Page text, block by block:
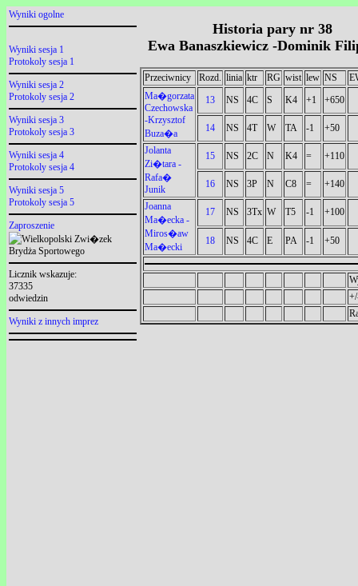
Wyniki ogolne
Wyniki sesja 1
Protokoly sesja 1
Wyniki sesja 2
Protokoly sesja 2
Wyniki sesja 3
Protokoly sesja 3
Wyniki sesja 4
Protokoly sesja 4
Wyniki sesja 5
Protokoly sesja 5
Zaproszenie
Licznik wskazuje:
37335
odwiedzin
Wyniki z innych imprez
Historia pary nr 38
Ewa Banaszkiewicz -Dominik
Przeciwnicy Rozd. linia ktr RG wist lew NS
Ma�gorzata
Czechowska
-Krzysztof
Buza�a
13 NS 4C S K4 +1 +650
14 NS 4T W TA -1
+50
Jolanta
Zi�tara -
Rafa�
Junik
15 NS 2C N K4 = +110
16 NS 3P N C8 =
+140
Joanna
Ma�ecka -
Miros�aw
Ma�ecki
17 NS 3Tx W T5 -1 +100
18 NS 4C E PA -1 +50